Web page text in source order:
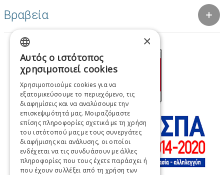
Βραβεία
GREEK
FRENCH
ITALIAN
GERMAN
SPANISH
CHINESE (SIMPLIFIED)
×
Αυτός ο ιστότοπος
χρησιμοποιεί cookies
Χρησιμοποιούμε cookies για να
εξατομικεύσουμε το περιεχόμενο, τις
διαφημίσεις και να αναλύσουμε την
επισκεψιμότητά μας. Μοιραζόμαστε
επίσης πληροφορίες σχετικά με τη χρήση
του ιστότοπού μας με τους συνεργάτες
διαφήμισης και ανάλυσης, οι οποίοι
ενδέχεται να τις συνδυάσουν με άλλες
πληροφορίες που τους έχετε παράσχει ή
που έχουν συλλέξει από τη χρήση των